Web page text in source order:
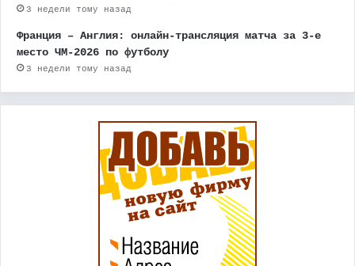
3 недели тому назад
Франция – Англия: онлайн-трансляция матча за 3-е
место ЧМ-2026 по футболу
3 недели тому назад